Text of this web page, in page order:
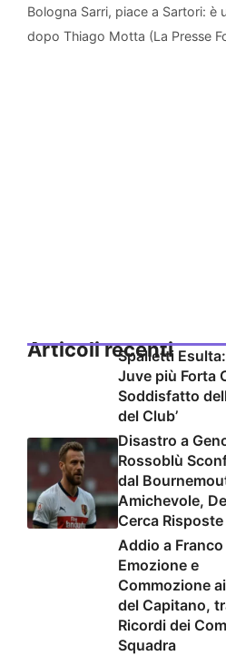
Bologna Sarri, piace a Sartori: è
dopo Thiago Motta (La Presse
Articoli recenti
Spalletti
Juve più Forta
Soddisfatto
del Club’
Disastro a
Rossoblù
dal
Amichevole,
Cerca Risposte
Addio a
Emozione e
Commozione
del Capitano,
Ricordi dei
Squadra